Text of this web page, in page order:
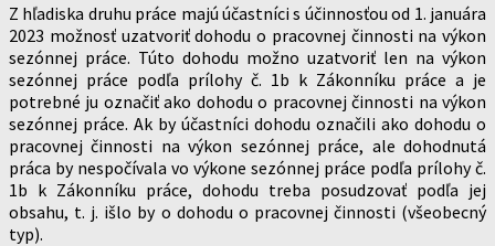
Z hľadiska druhu práce majú účastníci s účinnosťou od 1. januára
2023 možnosť uzatvoriť dohodu o pracovnej činnosti na výkon
sezónnej práce. Túto dohodu možno uzatvoriť len na výkon
sezónnej práce podľa prílohy č. 1b k Zákonníku práce a je
potrebné ju označiť ako dohodu o pracovnej činnosti na výkon
sezónnej práce. Ak by účastníci dohodu označili ako dohodu o
pracovnej činnosti na výkon sezónnej práce, ale dohodnutá
práca by nespočívala vo výkone sezónnej práce podľa prílohy č.
1b k Zákonníku práce, dohodu treba posudzovať podľa jej
obsahu, t. j. išlo by o dohodu o pracovnej činnosti (všeobecný
typ).